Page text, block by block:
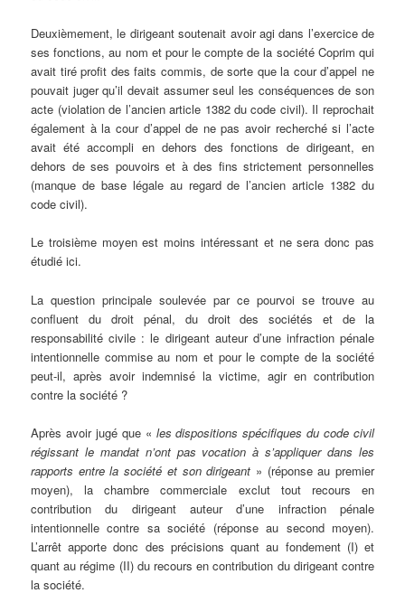
Deuxièmement, le dirigeant soutenait avoir agi dans l’exercice de
ses fonctions, au nom et pour le compte de la société Coprim qui
avait tiré profit des faits commis, de sorte que la cour d’appel ne
pouvait juger qu’il devait assumer seul les conséquences de son
acte (violation de l’ancien article 1382 du code civil). Il reprochait
également à la cour d’appel de ne pas avoir recherché si l’acte
avait été accompli en dehors des fonctions de dirigeant, en
dehors de ses pouvoirs et à des fins strictement personnelles
(manque de base légale au regard de l’ancien article 1382 du
code civil).
Le troisième moyen est moins intéressant et ne sera donc pas
étudié ici.
La question principale soulevée par ce pourvoi se trouve au
confluent du droit pénal, du droit des sociétés et de la
responsabilité civile : le dirigeant auteur d’une infraction pénale
intentionnelle commise au nom et pour le compte de la société
peut-il, après avoir indemnisé la victime, agir en contribution
contre la société ?
Après avoir jugé que « les dispositions spécifiques du code civil
régissant le mandat n’ont pas vocation à s’appliquer dans les
rapports entre la société et son dirigeant » (réponse au premier
moyen), la chambre commerciale exclut tout recours en
contribution du dirigeant auteur d’une infraction pénale
intentionnelle contre sa société (réponse au second moyen).
L’arrêt apporte donc des précisions quant au fondement (I) et
quant au régime (II) du recours en contribution du dirigeant contre
la société.